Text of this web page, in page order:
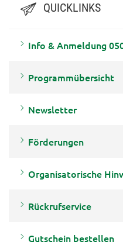
QUICKLINKS
Info & Anmeldung
Programmübersicht
Newsletter
Förderungen
Organisatorische
Rückrufservice
Gutschein bestellen